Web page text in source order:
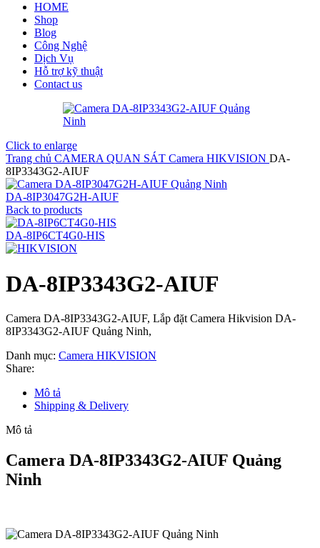
HOME
Shop
Blog
Công Nghệ
Dịch Vụ
Hỗ trợ kỹ thuật
Contact us
Click to enlarge
Trang chủ CAMERA QUAN SÁT Camera HIKVISION DA-
8IP3343G2-AIUF
DA-8IP3047G2H-AIUF
Back to products
DA-8IP6CT4G0-HIS
DA-8IP3343G2-AIUF
Camera DA-8IP3343G2-AIUF, Lắp đặt Camera Hikvision DA-
8IP3343G2-AIUF Quảng Ninh,
Danh mục: Camera HIKVISION
Share:
Mô tả
Shipping & Delivery
Mô tả
Camera DA-8IP3343G2-AIUF Quảng
Ninh